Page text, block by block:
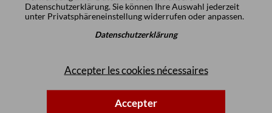
Datenschutzerklärung. Sie können Ihre Auswahl jederzeit
unter Privatsphäreneinstellungwiderrufen oder anpassen.
Datenschutzerklärung
Accepter les cookies nécessaires
Accepter